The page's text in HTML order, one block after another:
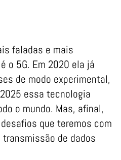
faladas e mais
o 5G. Em 2020 ela já
de modo experimental,
essa tecnologia
o mundo. Mas, afinal,
que teremos com
de dados